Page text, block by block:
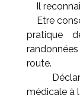
Il
Etre
pratique
route.
Déclare
médicale à